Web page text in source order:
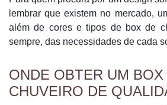
lembrar que existem no mercado,
além de cores e tipos de box de
sempre, das necessidades de cada
ONDE OBTER UM BOX
CHUVEIRO DE